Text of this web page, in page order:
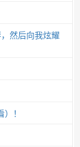
然后向我炫耀
！